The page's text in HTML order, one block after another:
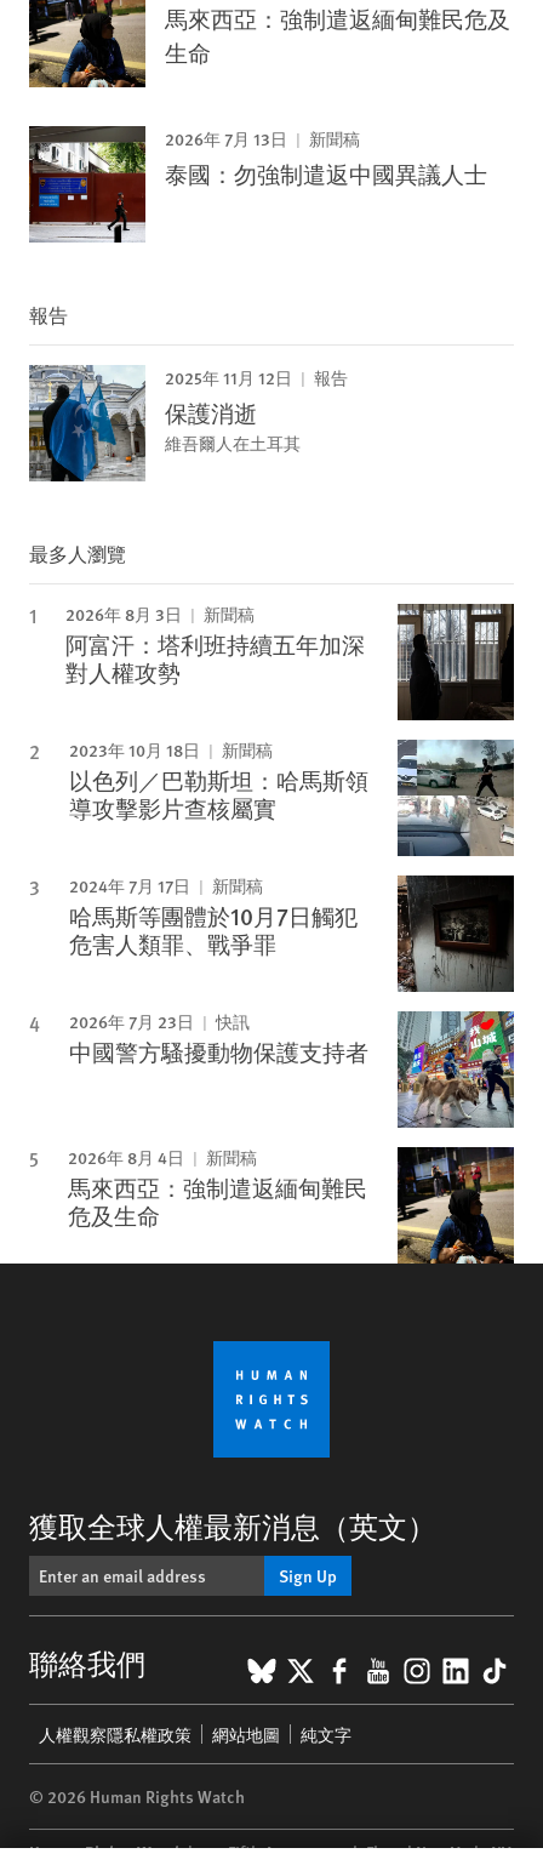
馬來西亞：強制遣返緬甸難民危及
生命
2026年 7月 13日 新聞稿
泰國：勿強制遣返中國異議人士
報告
2025年 11月 12日 報告
保護消逝
維吾爾人在土耳其
最多人瀏覽
2026年 8月 3日 新聞稿
阿富汗：塔利班持續五年加深
對人權攻勢
2023年 10月 18日 新聞稿
以色列／巴勒斯坦：哈馬斯領
導攻擊影片查核屬實
2024年 7月 17日 新聞稿
哈馬斯等團體於10月7日觸犯
危害人類罪、戰爭罪
2026年 7月 23日 快訊
中國警方騷擾動物保護支持者
2026年 8月 4日 新聞稿
馬來西亞：強制遣返緬甸難民
危及生命
獲取全球人權最新消息（英文）
Sign Up
聯絡我們 BlueSky
X Facebook
YouTube
menu
人權觀察隱私權政策 網站地圖 純文字
© 2026 Human Rights Watch
Human Rights Watch| 350 Fifth Avenue, 34th Floor | New York,NY